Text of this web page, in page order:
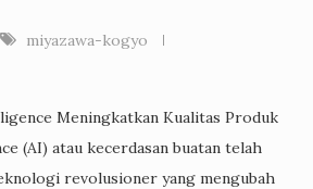
miyazawa-kogyo
Meningkatkan Kualitas Produk
(AI) atau kecerdasan buatan telah
revolusioner yang mengubah